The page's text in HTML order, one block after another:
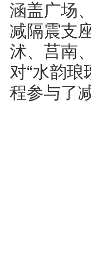
涵盖广场
减隔震支
沭、莒南
对“水韵琅
程参与了